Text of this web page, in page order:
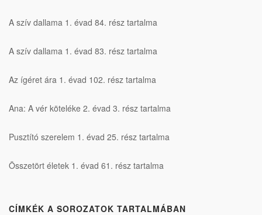
A szív dallama 1. évad 84. rész tartalma
A szív dallama 1. évad 83. rész tartalma
Az ígéret ára 1. évad 102. rész tartalma
Ana: A vér köteléke 2. évad 3. rész tartalma
Pusztító szerelem 1. évad 25. rész tartalma
Összetört életek 1. évad 61. rész tartalma
CÍMKÉK A SOROZATOK TARTALMÁBAN